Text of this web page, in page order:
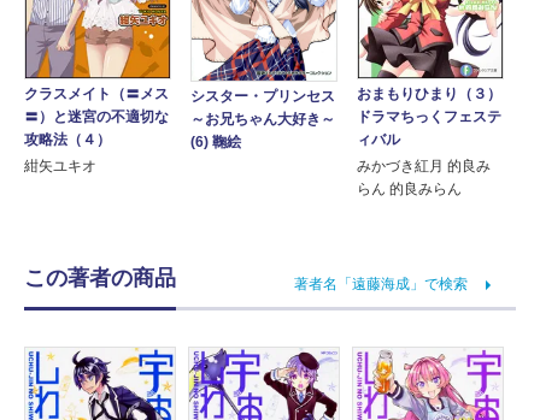
クラスメイト（〓メス
〓）と迷宮の不適切な
攻略法（４）
紺矢ユキオ
シスター・プリンセス
～お兄ちゃん大好き～
(6) 鞠絵
おまもりひまり（３）
ドラマちっくフェステ
ィバル
みかづき紅月 的良み
らん 的良みらん
この著者の商品 著者名「遠藤海成」で検索